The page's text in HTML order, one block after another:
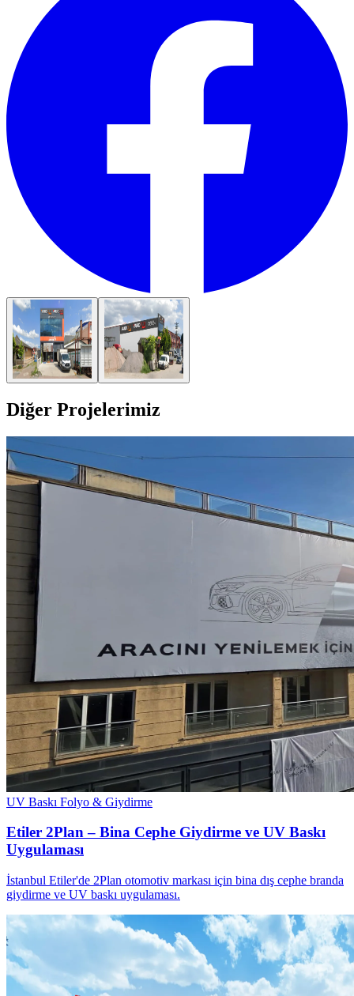
Diğer Projelerimiz
UV Baskı Folyo & Giydirme
Etiler 2Plan – Bina Cephe Giydirme ve UV Baskı
Uygulaması
İstanbul Etiler'de 2Plan otomotiv markası için bina dış cephe branda
giydirme ve UV baskı uygulaması.